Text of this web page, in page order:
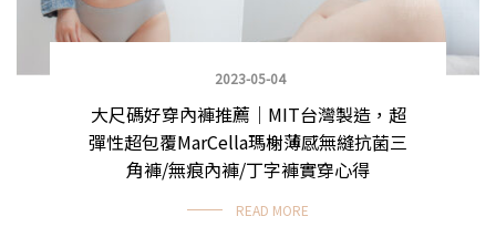
2023-05-04
大尺碼好穿內褲推薦｜MIT台灣製造，超
彈性超包覆MarCella瑪榭薄感無縫抗菌三
角褲/無痕內褲/丁字褲實穿心得
READ MORE